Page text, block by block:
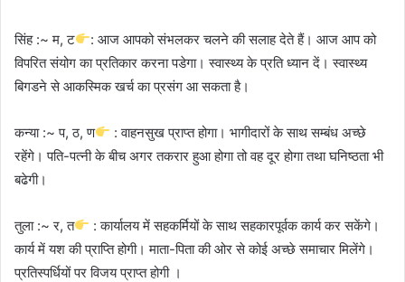
सिंह :~ म, ट
: आज आपको संभलकर चलने की सलाह देते हैं। आज आप को
विपरित संयोग का प्रतिकार करना पडेगा। स्वास्थ्य के प्रति ध्यान दें। स्वास्थ्य
बिगडने से आकस्मिक खर्च का प्रसंग आ सकता है।
कन्या :~ प, ठ, ण
: वाहनसुख प्राप्त होगा। भागीदारों के साथ सम्बंध अच्छे
रहेंगे। पति-पत्नी के बीच अगर तकरार हुआ होगा तो वह दूर होगा तथा घनिष्ठता भी
बढेगी।
तुला :~ र, त
: कार्यालय में सहकर्मियों के साथ सहकारपूर्वक कार्य कर सकेंगे।
कार्य में यश की प्राप्ति होगी। माता-पिता की ओर से कोई अच्छे समाचार मिलेंगे।
प्रतिस्पर्धियों पर विजय प्राप्त होगी ।